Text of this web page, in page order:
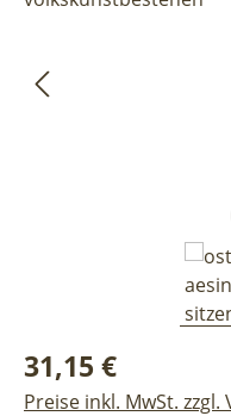
Regulärer Preis:
31,15 €
Preise inkl. MwSt.